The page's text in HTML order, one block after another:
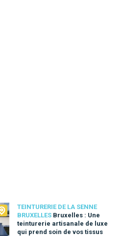
TEINTURERIE DE LA SENNE
BRUXELLES Bruxelles : Une
teinturerie artisanale de luxe
qui prend soin de vos tissus